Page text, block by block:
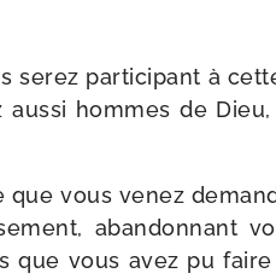
serez par­ti­ci­pant à
hommes de
vous venez
aban­don­nant
que vous avez pu